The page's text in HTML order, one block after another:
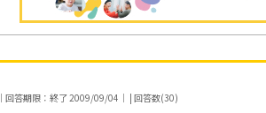
｜回答期限：終了 2009/09/04｜ | 回答数(30)